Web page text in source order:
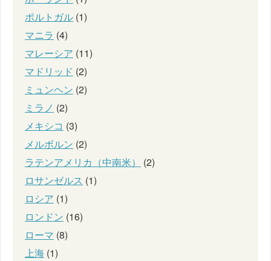
ポルトガル (1)
マニラ (4)
マレーシア (11)
マドリッド (2)
ミュンヘン (2)
ミラノ (2)
メキシコ (3)
メルボルン (2)
ラテンアメリカ（中南米）
(2)
ロサンゼルス (1)
ロシア (1)
ロンドン (16)
ローマ (8)
上海 (1)